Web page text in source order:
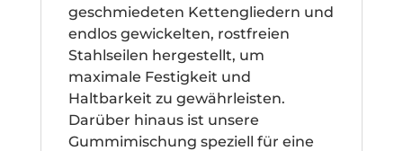
geschmiedeten Kettengliedern und
endlos gewickelten, rostfreien
Stahlseilen hergestellt, um
maximale Festigkeit und
Haltbarkeit zu gewährleisten.
Darüber hinaus ist unsere
Gummimischung speziell für eine